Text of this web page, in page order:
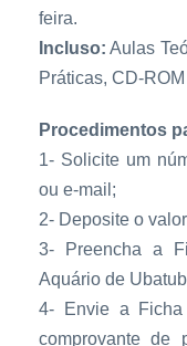
feira.
Incluso: Aulas
Práticas, CD-
Procedimentos
1- Solicite um
ou e-mail;
2- Deposite o
3- Preencha a
Aquário de
4- Envie a Ficha
comprovante de